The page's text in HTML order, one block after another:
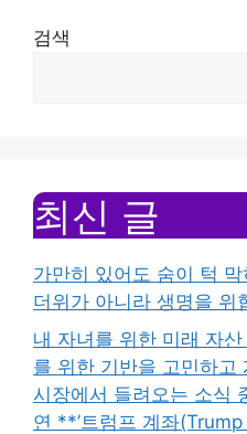
검색
최신 글
가만히 있어도 숨이 턱 막
더위가 아니라 생명을 위
내 자녀를 위한 미래 자
를 위한 기반을 고민하고
시장에서 들려오는 소식
연 **’트럼프 계좌